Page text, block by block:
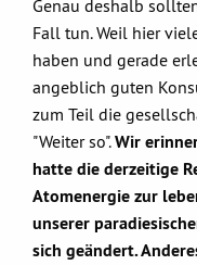
Genau deshalb
Fall tun. Weil hier
haben und gerade
angeblich guten
zum Teil die
"Weiter so".Wir
hatte die derzeitige
Atomenergie zur
unserer
sich geändert.